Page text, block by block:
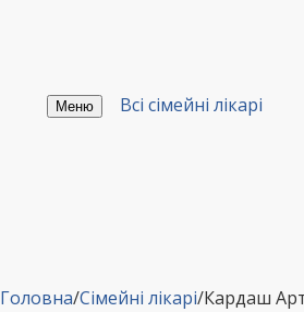
Меню Всі сімейні лікарі
Головна/Сімейні лікарі/Кардаш